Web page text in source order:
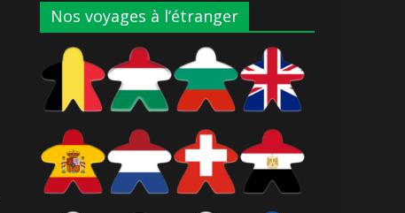
Nos voyages à l’étranger